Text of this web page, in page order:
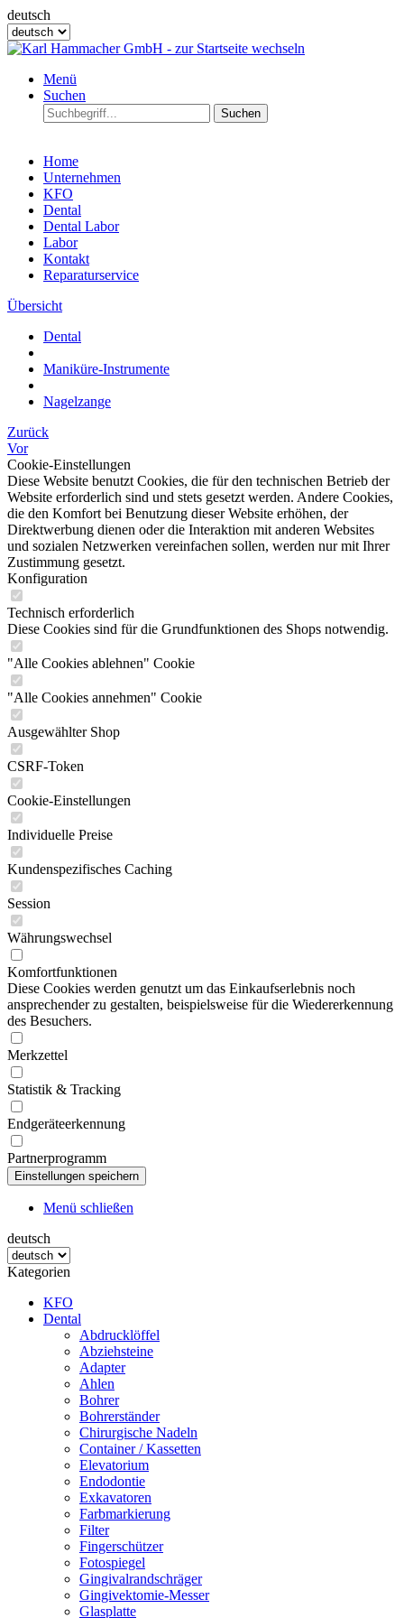
deutsch
Menü
Suchen
Suchen
Home
Unternehmen
KFO
Dental
Dental Labor
Labor
Kontakt
Reparaturservice
Übersicht
Dental
Maniküre-Instrumente
Nagelzange
Zurück
Vor
Cookie-Einstellungen
Diese Website benutzt Cookies, die für den technischen Betrieb der
Website erforderlich sind und stets gesetzt werden. Andere Cookies,
die den Komfort bei Benutzung dieser Website erhöhen, der
Direktwerbung dienen oder die Interaktion mit anderen Websites
und sozialen Netzwerken vereinfachen sollen, werden nur mit Ihrer
Zustimmung gesetzt.
Konfiguration
Technisch erforderlich
Diese Cookies sind für die Grundfunktionen des Shops notwendig.
"Alle Cookies ablehnen" Cookie
"Alle Cookies annehmen" Cookie
Ausgewählter Shop
CSRF-Token
Cookie-Einstellungen
Individuelle Preise
Kundenspezifisches Caching
Session
Währungswechsel
Komfortfunktionen
Diese Cookies werden genutzt um das Einkaufserlebnis noch
ansprechender zu gestalten, beispielsweise für die Wiedererkennung
des Besuchers.
Merkzettel
Statistik & Tracking
Endgeräteerkennung
Partnerprogramm
Menü schließen
deutsch
Kategorien
KFO
Dental
Abdrucklöffel
Abziehsteine
Adapter
Ahlen
Bohrer
Bohrerständer
Chirurgische Nadeln
Container / Kassetten
Elevatorium
Endodontie
Exkavatoren
Farbmarkierung
Filter
Fingerschützer
Fotospiegel
Gingivalrandschräger
Gingivektomie-Messer
Glasplatte